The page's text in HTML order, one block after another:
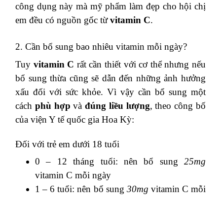
công dụng này mà mỹ phẩm làm đẹp cho hội chị
em đều có nguồn gốc từvitamin C.
2. Cần bổ sung bao nhiêu vitamin mỗi ngày?
Tuy vitamin C rất cần thiết với cơ thể nhưng nếu
bổ sung thừa cũng sẽ dẫn đến những ảnh hưởng
xấu đối với sức khỏe. Vì vậy cần bổ sung một
cách phù hợp vàđúng liều lượng, theo công bố
của viện Y tế quốc gia Hoa Kỳ:
Đối với trẻ em dưới 18 tuổi
0 – 12 tháng tuổi: nên bổ sung 25mg
vitamin C mỗi ngày
1 – 6 tuổi: nên bổ sung 30mg vitamin C mỗi